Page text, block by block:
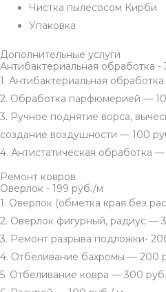
Чистка пылесосом Кирби
Упаковка
Дополнительные услуги
Антибактериальная обработка
1. Антибактериальная
2. Обработка парфюмерией —
3. Ручное поднятие ворса,
создание воздушности — 100
4. Антистатическая обработка
Ремонт ковров
Оверлок - 199 руб./м
1. Оверлок (обметка края без
2. Оверлок фигурный, радиус —
3. Ремонт разрыва подложки-
4. Отбеливание бахромы — 200
5. Отбеливание ковра — 300